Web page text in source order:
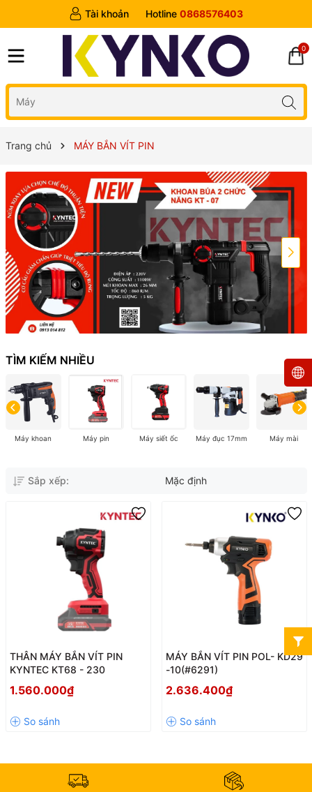
Tài khoản Hotline 0868576403
0
Trang chủ MÁY BẮN VÍT PIN
TÌM KIẾM NHIỀU
Máy khoan Máy pin Máy siết ốc Máy đục 17mm Máy mài
Sắp xếp: Mặc định
THÂN MÁY BẮN VÍT PIN
KYNTEC KT68 - 230
1.560.000₫
MÁY BẮN VÍT PIN POL- KD29
-10(#6291)
2.636.400₫